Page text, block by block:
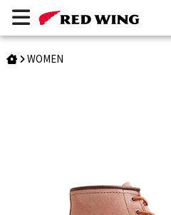
Style 3319｜Classic Moc | Red
WOMEN